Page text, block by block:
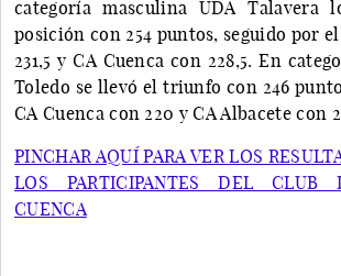
categoría masculina UDA Talavera
posición con 254 puntos, seguido por
231,5 y CA Cuenca con 228,5. En
Toledo se llevó el triunfo con 246
CA Cuenca con 220 y CA Albacete con
PINCHAR AQUÍ PARA VER LOS
LOS PARTICIPANTES DEL CLUB
CUENCA